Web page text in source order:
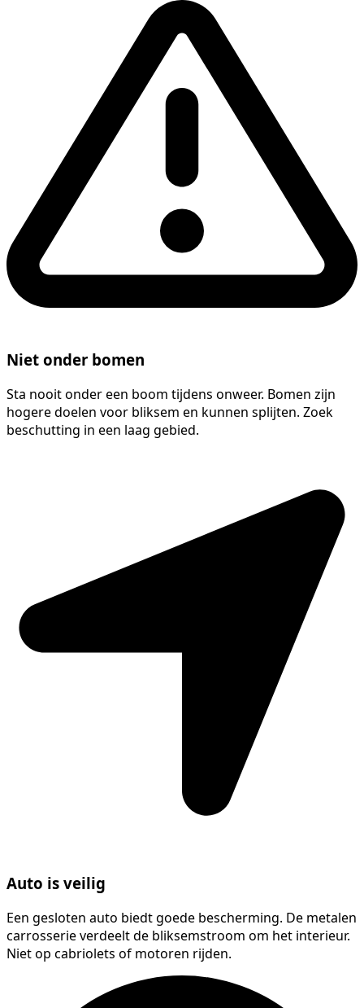
Niet onder bomen
Sta nooit onder een boom tijdens onweer. Bomen zijn
hogere doelen voor bliksem en kunnen splijten. Zoek
beschutting in een laag gebied.
Auto is veilig
Een gesloten auto biedt goede bescherming. De metalen
carrosserie verdeelt de bliksemstroom om het interieur.
Niet op cabriolets of motoren rijden.